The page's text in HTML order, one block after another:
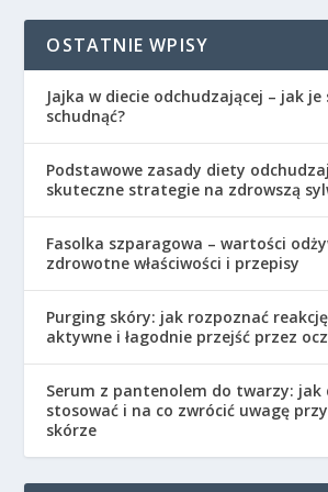
OSTATNIE WPISY
Jajka w diecie odchudzającej – jak je
schudnąć?
Podstawowe zasady diety
skuteczne strategie na zdrowszą
Fasolka szparagowa – wartości
zdrowotne właściwości i przepisy
Purging skóry: jak rozpoznać
aktywne i łagodnie przejść przez
Serum z pantenolem do twarzy: jak
stosować i na co zwrócić uwagę
skórze